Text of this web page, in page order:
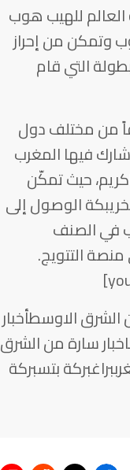
للهيب هوب
وتمكن من إحراز
التي قام
البطولة بين حوالي ال 64 متسابقاً من مختلف دول
فيها المغرب
حيث تمكّن
الوصول إلى
في الصنف
منصة التتويج.
الاوسطأخبار
سارة من الشرق
بتسبركة